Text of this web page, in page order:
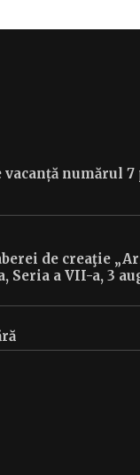
numărul 7
de creaţie
Seria a VII-a, 3